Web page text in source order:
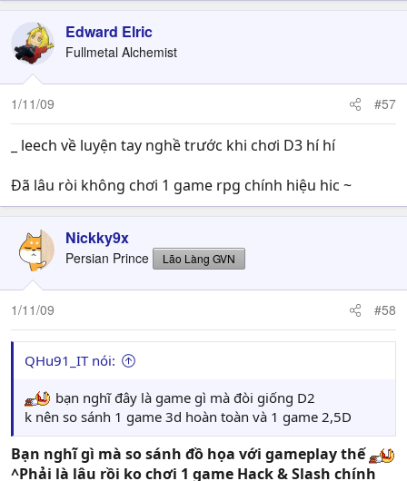
Edward Elric
Fullmetal Alchemist
1/11/09 #57
_ leech về luyện tay nghề trước khi chơi D3 hí hí
Đã lâu ròi không chơi 1 game rpg chính hiệu hic ~
Nickky9x
Persian Prince Lão Làng GVN
1/11/09 #58
QHu91_IT nói:
bạn nghĩ đây là game gì mà đòi giống D2
k nên so sánh 1 game 3d hoàn toàn và 1 game 2,5D
Bạn nghĩ gì mà so sánh đồ họa với gameplay thế
^Phải là lâu rồi ko chơi 1 game Hack & Slash chính